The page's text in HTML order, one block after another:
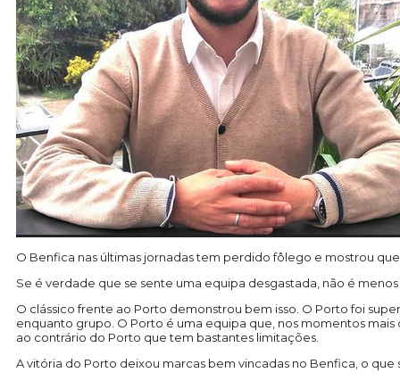
O Benfica nas últimas jornadas tem perdido fôlego e mostrou
Se é verdade que se sente uma equipa desgastada, não é
O clássico frente ao Porto demonstrou bem isso. O Porto foi
enquanto grupo. O Porto é uma equipa que, nos momentos
ao contrário do Porto que tem bastantes limitações.
A vitória do Porto deixou marcas bem vincadas no Benfica, o